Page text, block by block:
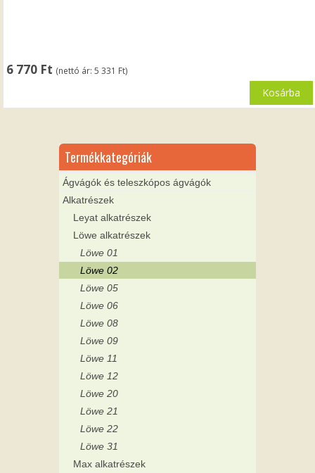
6 770 Ft (nettó ár:5 331 Ft)
Kosárba
Termékkategóriák
Ágvágók és teleszkópos ágvágók
Alkatrészek
Leyat alkatrészek
Löwe alkatrészek
Löwe 01
Löwe 02
Löwe 05
Löwe 06
Löwe 08
Löwe 09
Löwe 11
Löwe 12
Löwe 20
Löwe 21
Löwe 22
Löwe 31
Max alkatrészek